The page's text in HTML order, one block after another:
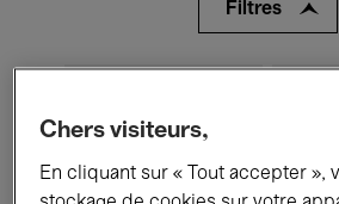
Filtres
Expositions
Rencontres & Débats Jazz
Chers visiteurs,
En cliquant sur « Tout accepter »,